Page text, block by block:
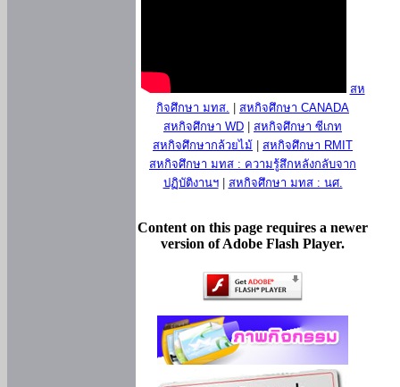
สห
กิจศึกษา มทส.
สหกิจศึกษา CANADA
สหกิจศึกษา WD
สหกิจศึกษา ซีเกท
สหกิจศึกษากล้วยไม้
สหกิจศึกษา RMIT
สหกิจศึกษา มทส : ความรู้สึกหลังกลับจาก
ปฏิบัติงานฯ| สหกิจศึกษา มทส : นศ.
Content on this page requires a newer
version of Adobe Flash Player.